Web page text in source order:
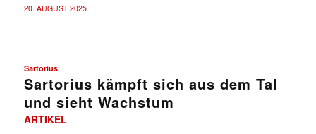
20. AUGUST 2025
Sartorius
Sartorius kämpft sich aus dem Tal
und sieht Wachstum
ARTIKEL